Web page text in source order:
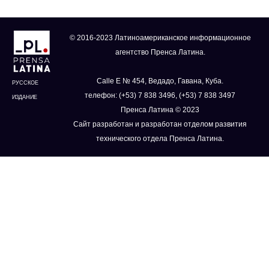
РУССКОЕ
ИЗДАНИЕ
© 2016-2023 Латиноамериканское информационное
агентство Пренса Латина.
Calle E № 454, Ведадо, Гавана, Куба.
телефон: (+53) 7 838 3496, (+53) 7 838 3497
Пренса Латина © 2023
Сайт разработан и разработан отделом развития
технического отдела Пренса Латина.